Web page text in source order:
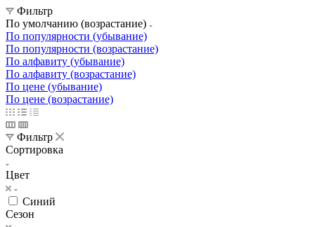
Фильтр
По умолчанию (возрастание)
По популярности (убывание)
По популярности (возрастание)
По алфавиту (убывание)
По алфавиту (возрастание)
По цене (убывание)
По цене (возрастание)
Фильтр
Сортировка
Цвет
Синий
Сезон